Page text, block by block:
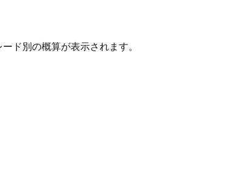
ド別の概算が表示されます。